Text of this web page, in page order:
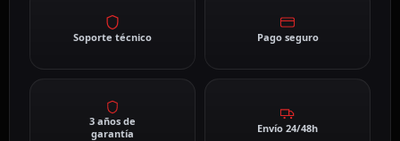
Soporte técnico Pago seguro
3 años de
garantía
Envío 24/48h